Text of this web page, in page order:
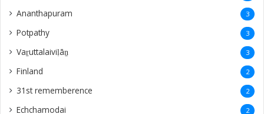
Ananthapuram 3
‎Potpathy 3
Vaṟuttalaiviḷāṉ 3
Finland 2
31st rememberence 2
Echchamodai 2